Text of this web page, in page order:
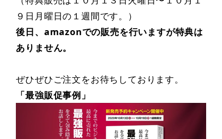
９日月曜日の１週間です。）
後日、amazonでの販売を行いますが特典は
ありません。
ぜひぜひご注文をお待ちしております。
「最強販促事例」